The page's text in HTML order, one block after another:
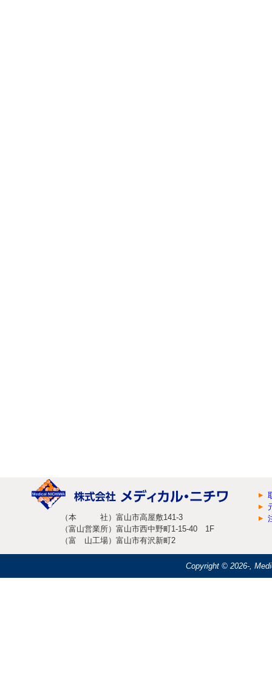
（本 社）富山市高屋敷141-3
（富山営業所）富山市西中野町1-15-40 1F
（富 山工場）富山市有沢新町2
Copyright ©2026-,